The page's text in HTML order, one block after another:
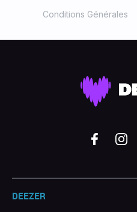
Conditions Générales
DEEZER